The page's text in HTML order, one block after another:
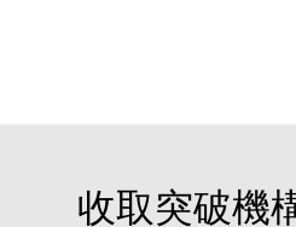
收取突破機